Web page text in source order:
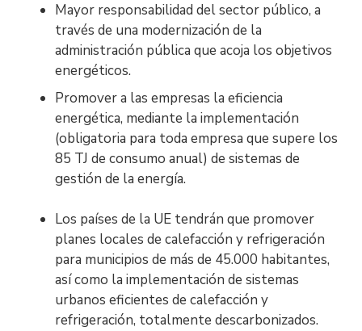
Mayor responsabilidad del sector público, a
través de una modernización de la
administración pública que acoja los objetivos
energéticos.
Promover a las empresas la eficiencia
energética, mediante la implementación
(obligatoria para toda empresa que supere los
85 TJ de consumo anual) de sistemas de
gestión de la energía.
Los países de la UE tendrán que promover
planes locales de calefacción y refrigeración
para municipios de más de 45.000 habitantes,
así como la implementación de sistemas
urbanos eficientes de calefacción y
refrigeración, totalmente descarbonizados.